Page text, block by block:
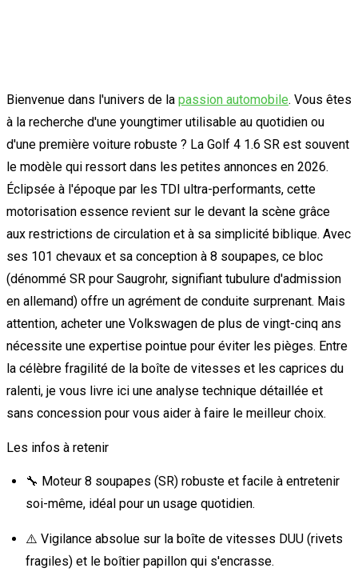
Bienvenue dans l'univers de la passion automobile. Vous êtes
à la recherche d'une youngtimer utilisable au quotidien ou
d'une première voiture robuste ? La Golf 4 1.6 SR est souvent
le modèle qui ressort dans les petites annonces en 2026.
Éclipsée à l'époque par les TDI ultra-performants, cette
motorisation essence revient sur le devant la scène grâce
aux restrictions de circulation et à sa simplicité biblique. Avec
ses 101 chevaux et sa conception à 8 soupapes, ce bloc
(dénommé SR pour Saugrohr, signifiant tubulure d'admission
en allemand) offre un agrément de conduite surprenant. Mais
attention, acheter une Volkswagen de plus de vingt-cinq ans
nécessite une expertise pointue pour éviter les pièges. Entre
la célèbre fragilité de la boîte de vitesses et les caprices du
ralenti, je vous livre ici une analyse technique détaillée et
sans concession pour vous aider à faire le meilleur choix.
Les infos à retenir
🔧 Moteur 8 soupapes (SR) robuste et facile à entretenir
soi-même, idéal pour un usage quotidien.
⚠️ Vigilance absolue sur la boîte de vitesses DUU (rivets
fragiles) et le boîtier papillon qui s'encrasse.